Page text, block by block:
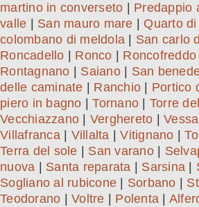
martino in converseto
Predappio
valle
San mauro mare Quarto
colombano di meldola
San carlo
Roncadello
Ronco Roncofreddo
Rontagnano
Saiano| San
delle caminate
Ranchio Portico
piero in bagno |Tornano Torre
Vecchiazzano
Verghereto Vessa
Villafranca| Villalta |Vitignano |
Terra del sole
San varano|
nuova
Santa reparata Sarsina
Sogliano al rubicone
Sorbano
Teodorano
Voltre Polenta